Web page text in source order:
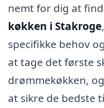
nemt for dig at
køkken i Stakroge
specifikke behov
at tage det første
drømmekøkken,
at sikre de bedste